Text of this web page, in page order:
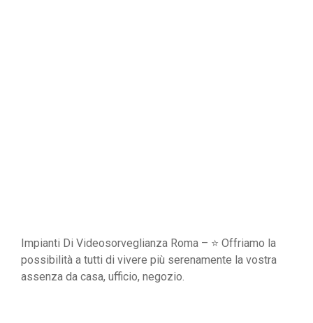
Impianti Di Videosorveglianza Roma – ⭐ Offriamo la
possibilità a tutti di vivere più serenamente la vostra
assenza da casa, ufficio, negozio.